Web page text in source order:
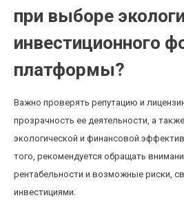
при выборе
инвестиционного
платформы?
Важно проверять репутацию и
прозрачность ее деятельности, а
экологической и финансовой
того, рекомендуется обращать
рентабельности и возможные риски,
инвестициями.